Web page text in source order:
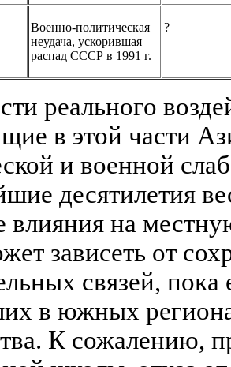
Военно-политическая
неудача, ускорившая
распад СССР в 1991 г.
?
реального
в этой части
и военной
десятилетия
влияния на
зависеть от
связей,
в южных
К сожалению,